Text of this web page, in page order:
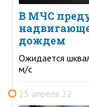
В МЧС
дождем
Ожидается
м/с
25 апреля 22